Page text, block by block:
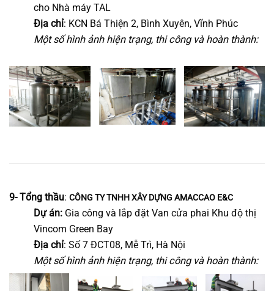
cho Nhà máy TAL
Địa chỉ: KCN Bá Thiện 2, Bình Xuyên, Vĩnh Phúc
Một số hình ảnh hiện trạng, thi công và hoàn thành:
9- Tổng thầu: CÔNG TY TNHH XÂY DỰNG AMACCAO E&C
Dự án: Gia công và lắp đặt Van cửa phai Khu độ thị
Vincom Green Bay
Địa chỉ: Số 7 ĐCT08, Mễ Trì, Hà Nội
Một số hình ảnh hiện trạng, thi công và hoàn thành: